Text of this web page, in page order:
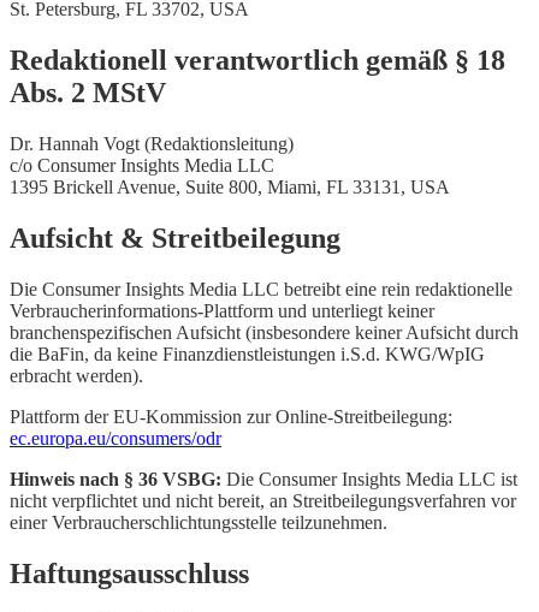
St. Petersburg, FL 33702, USA
Redaktionell verantwortlich gemäß § 18
Abs. 2 MStV
Dr. Hannah Vogt (Redaktionsleitung)
c/o Consumer Insights Media LLC
1395 Brickell Avenue, Suite 800, Miami, FL 33131, USA
Aufsicht & Streitbeilegung
Die Consumer Insights Media LLC betreibt eine rein redaktionelle
Verbraucherinformations-Plattform und unterliegt keiner
branchenspezifischen Aufsicht (insbesondere keiner Aufsicht durch
die BaFin, da keine Finanzdienstleistungen i.S.d. KWG/WpIG
erbracht werden).
Plattform der EU-Kommission zur Online-Streitbeilegung:
ec.europa.eu/consumers/odr
Hinweis nach § 36 VSBG: Die Consumer Insights Media LLC ist
nicht verpflichtet und nicht bereit, an Streitbeilegungsverfahren vor
einer Verbraucherschlichtungsstelle teilzunehmen.
Haftungsausschluss